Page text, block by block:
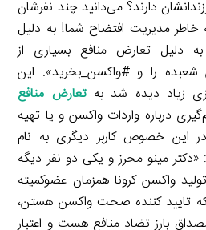
دارند؟ می‌دانید چند نفرشان
خاطر مدیریت افتضاح شما! به دلیل
دلیل تعارض منافع بسیاری از
شعبده را و #واکسن_بخرید». این
زیاد دیده شد بهتعارض منافع
درباره واردات واکسن و یا تهیه
در این خصوص کاربر دیگری به نام
«دکتر مینو محرز و یکی دو نفر دیگه
واکسن کرونا همزمان عضوکمیته
که تایید کننده صحت واکسن هستن،
بارز تضاد منافع هست و اعتبار